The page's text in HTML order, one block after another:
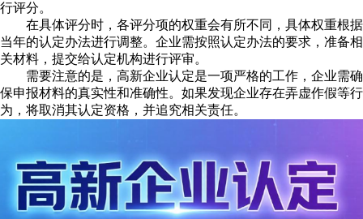
行评分。
在具体评分时，各评分项的权重会有所不同，具体权重根据
当年的认定办法进行调整。企业需按照认定办法的要求，准备相
关材料，提交给认定机构进行评审。
需要注意的是，高新企业认定是一项严格的工作，企业需确
保申报材料的真实性和准确性。如果发现企业存在弄虚作假等行
为，将取消其认定资格，并追究相关责任。